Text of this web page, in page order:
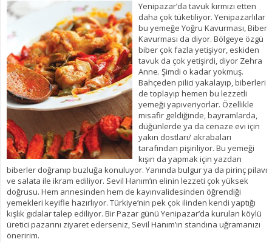
Yenipazar’da tavuk kırmızı etten
daha çok tüketiliyor. Yenipazarlılar
bu yemeğe Yoğru Kavurması, Biber
Kavurması da diyor. Bölgeye özgü
biber çok fazla yetişiyor, eskiden
tavuk da çok yetişirdi, diyor Zehra
Anne. Şimdi o kadar yokmuş.
Bahçeden pilici yakalayıp, biberleri
de toplayıp hemen bu lezzetli
yemeği yapıveriyorlar. Özellikle
misafir geldiğinde, bayramlarda,
düğünlerde ya da cenaze evi için
yakın dostları/ akrabaları
tarafından pişiriliyor. Bu yemeği
kışın da yapmak için yazdan
biberler doğranıp buzluğa konuluyor. Yanında bulgur ya da pirinç pilavı
ve salata ile ikram ediliyor. Sevil Hanım’ın elinin lezzeti çok yüksek
doğrusu. Hem annesinden hem de kayınvalidesinden öğrendiği
yemekleri keyifle hazırlıyor. Türkiye’nin pek çok ilinden kendi yaptığı
kışlık gıdalar talep ediliyor. Bir Pazar günü Yenipazar’da kurulan köylü
üretici pazarını ziyaret ederseniz, Sevil Hanım’ın standına uğramanızı
öneririm.